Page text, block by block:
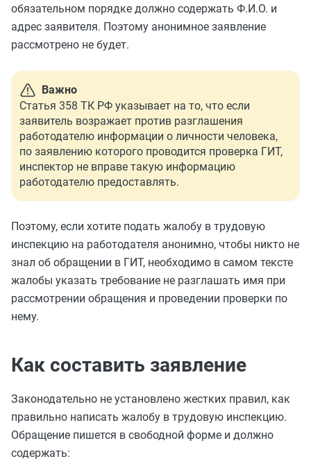
обязательном порядке должно содержать Ф.И.О. и
адрес заявителя. Поэтому анонимное заявление
рассмотрено не будет.
Важно
Статья 358 ТК РФ указывает на то, что если
заявитель возражает против разглашения
работодателю информации о личности человека,
по заявлению которого проводится проверка ГИТ,
инспектор не вправе такую информацию
работодателю предоставлять.
Поэтому, если хотите подать жалобу в трудовую
инспекцию на работодателя анонимно, чтобы никто не
знал об обращении в ГИТ, необходимо в самом тексте
жалобы указать требование не разглашать имя при
рассмотрении обращения и проведении проверки по
нему.
Как составить заявление
Законодательно не установлено жестких правил, как
правильно написать жалобу в трудовую инспекцию.
Обращение пишется в свободной форме и должно
содержать: